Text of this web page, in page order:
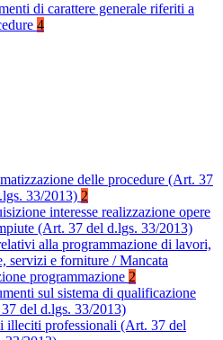
di carattere generale riferiti a
4
delle procedure (Art. 37
33/2013) 2
interesse realizzazione opere
(Art. 37 del d.lgs. 33/2013)
alla programmazione di lavori,
servizi e forniture / Mancata
programmazione 2
sul sistema di qualificazione
del d.lgs. 33/2013)
illeciti professionali (Art. 37 del